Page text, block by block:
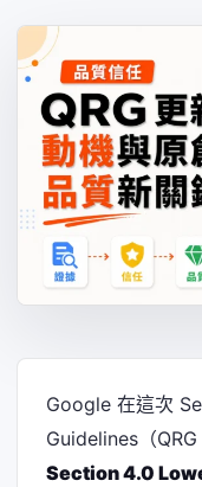
Google 在這次
Guidelines（
Section 4.0